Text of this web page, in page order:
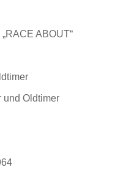
ABOUT“
und Oldtimer